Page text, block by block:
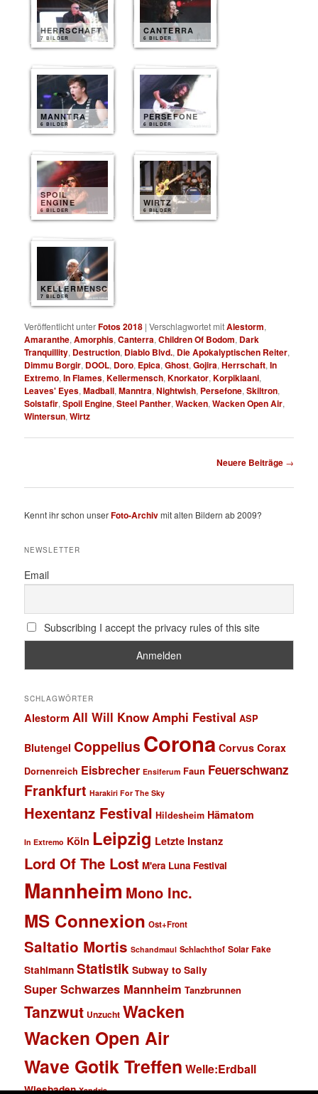
HERRSCHAFT
7 BILDER
CANTERRA
6 BILDER
MANNTRA
6 BILDER
PERSEFONE
6 BILDER
SPOIL
ENGINE
6 BILDER
WIRTZ
6 BILDER
KELLERMENSCH
7 BILDER
Veröffentlicht unterFotos 2018 |Verschlagwortet mitAlestorm,
Amaranthe,Amorphis,Canterra,Children Of Bodom, Dark
Tranquillity, Destruction, Diablo Blvd., Die Apokalyptischen Reiter,
Dimmu Borgir, DOOL, Doro, Epica,Ghost,Gojira,Herrschaft,In
Extremo,In Flames,Kellermensch,Knorkator,Korpiklaani,
Leaves' Eyes,Madball,Manntra,Nightwish, Persefone,Skiltron,
Solstafir,Spoil Engine,Steel Panther,Wacken,Wacken Open Air,
Wintersun,Wirtz
Neuere Beiträge →
Kennt ihr schon unserFoto-Archivmit alten Bildern ab 2009?
NEWSLETTER
Email
Subscribing I accept the privacy rules of this site
SCHLAGWÖRTER
Alestorm All Will Know Amphi Festival ASP
Blutengel Coppelius Corona Corvus Corax
Dornenreich Eisbrecher Ensiferum Faun Feuerschwanz
Frankfurt Harakiri For The Sky
Hexentanz Festival Hildesheim Hämatom
In Extremo Köln Leipzig Letzte Instanz
Lord Of The Lost M'era Luna Festival
Mannheim Mono Inc.
MS Connexion Ost+Front
Saltatio Mortis Schandmaul Schlachthof Solar Fake
Stahlmann Statistik Subway to Sally
Super Schwarzes Mannheim Tanzbrunnen
Tanzwut Unzucht Wacken
Wacken Open Air
Wave Gotik Treffen Welle:Erdball
Wiesbaden Xandria